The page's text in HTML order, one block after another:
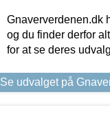
Gnaververdenen.dk
og du finder derfor
for at se deres
Se udvalget på